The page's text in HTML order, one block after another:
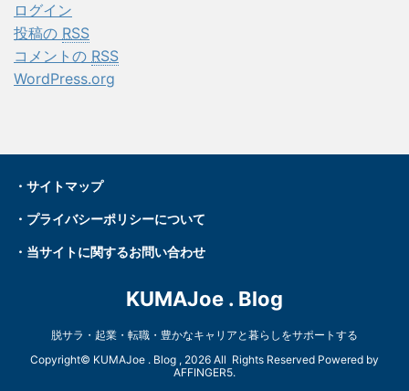
ログイン
投稿の RSS
コメントの RSS
WordPress.org
・ サイトマップ
・プライバシーポリシーについて
・ 当サイトに関するお問い合わせ
KUMAJoe . Blog
脱サラ・起業・転職・豊かなキャリアと暮らしをサポートする
Copyright© KUMAJoe . Blog , 2026 All Rights Reserved Powered by
AFFINGER5.